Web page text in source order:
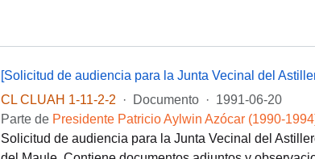
[Solicitud de audiencia para la Junta Vecinal del
CL CLUAH 1-11-2-2
· Documento · 1991-06-20
Parte de Presidente Patricio Aylwin Azócar (1990-
Solicitud de audiencia para la Junta Vecinal del